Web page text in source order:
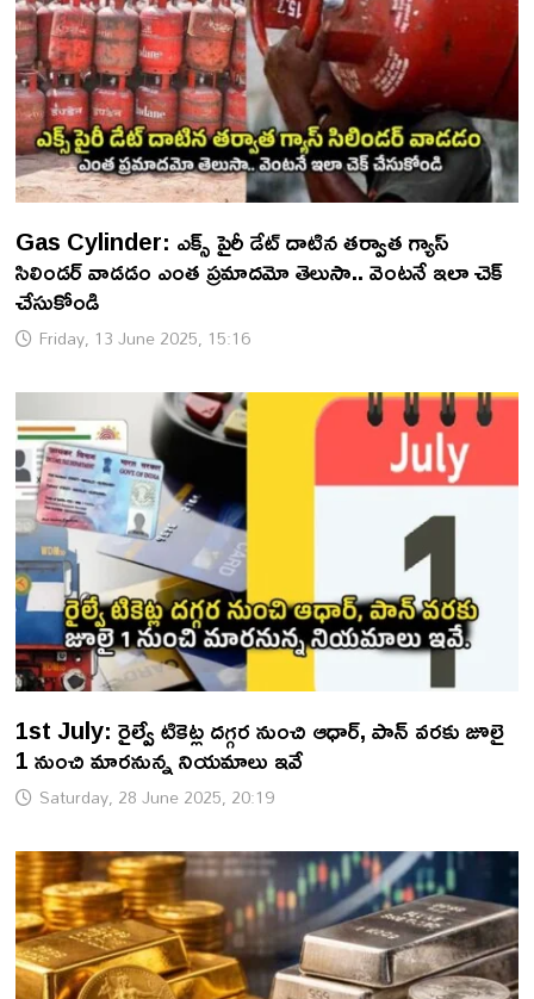
Gas Cylinder: ఎక్స్ పైరీ డేట్ దాటిన తర్వాత గ్యాస్
సిలిండర్ వాడడం ఎంత ప్రమాదమో తెలుసా.. వెంటనే ఇలా చెక్
చేసుకోండి
Friday, 13 June 2025, 15:16
1st July: రైల్వే టికెట్ల దగ్గర నుంచి ఆధార్, పాన్ వరకు జూలై
1 నుంచి మారనున్న నియమాలు ఇవే
Saturday, 28 June 2025, 20:19